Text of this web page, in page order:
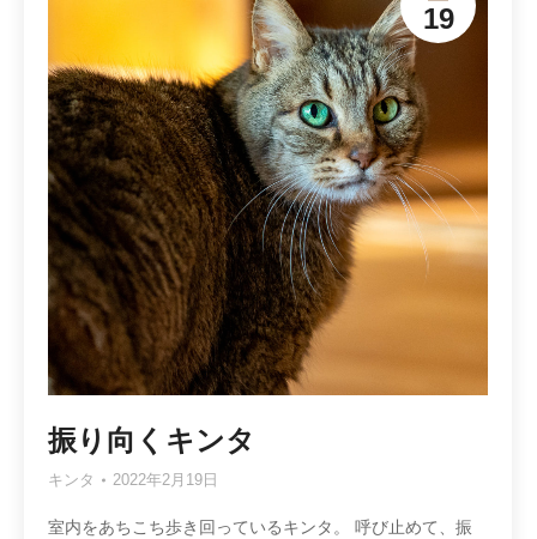
19
振り向くキンタ
キンタ 2022年2月19日
室内をあちこち歩き回っているキンタ。 呼び止めて、振